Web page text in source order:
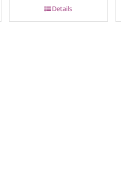
Details